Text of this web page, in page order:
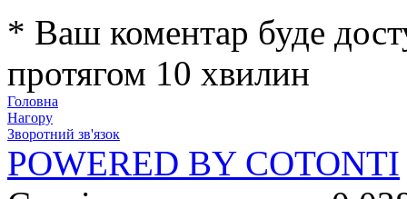
* Ваш коментар буде
протягом 10 хвилин
Головна
Нагору
Зворотний зв'язок
POWERED BY COTONTI